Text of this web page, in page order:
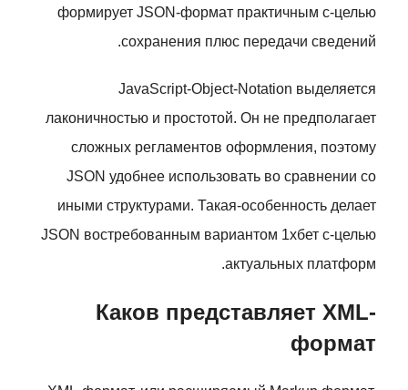
формирует JSON-формат практичным с-целью
сохранения плюс передачи сведений.
JavaScript-Object-Notation выделяется
лаконичностью и простотой. Он не предполагает
сложных регламентов оформления, поэтому
JSON удобнее использовать во сравнении со
иными структурами. Такая-особенность делает
JSON востребованным вариантом 1хбет с-целью
актуальных платформ.
Каков представляет XML-
формат